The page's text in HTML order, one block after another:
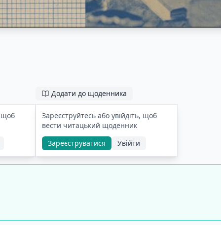
щоб
Додати до щоденника
Зареєструйтесь або увійдіть, щоб
вести читацький щоденник
Зареєструватися
Увійти